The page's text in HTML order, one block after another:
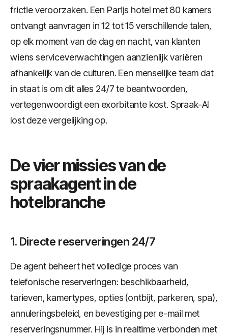
frictie veroorzaken. Een Parijs hotel met 80 kamers
ontvangt aanvragen in 12 tot 15 verschillende talen,
op elk moment van de dag en nacht, van klanten
wiens serviceverwachtingen aanzienlijk variëren
afhankelijk van de culturen. Een menselijke team dat
in staat is om dit alles 24/7 te beantwoorden,
vertegenwoordigt een exorbitante kost. Spraak-AI
lost deze vergelijking op.
De vier missies van de
spraakagent in de
hotelbranche
1. Directe reserveringen 24/7
De agent beheert het volledige proces van
telefonische reserveringen: beschikbaarheid,
tarieven, kamertypes, opties (ontbijt, parkeren, spa),
annuleringsbeleid, en bevestiging per e-mail met
reserveringsnummer. Hij is in realtime verbonden met